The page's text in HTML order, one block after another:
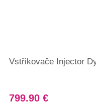
Vstřikovače Injector
799.90 €